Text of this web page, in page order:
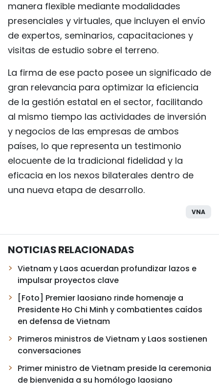
manera flexible mediante modalidades
presenciales y virtuales, que incluyen el envío
de expertos, seminarios, capacitaciones y
visitas de estudio sobre el terreno.
La firma de ese pacto posee un significado de
gran relevancia para optimizar la eficiencia
de la gestión estatal en el sector, facilitando
al mismo tiempo las actividades de inversión
y negocios de las empresas de ambos
países, lo que representa un testimonio
elocuente de la tradicional fidelidad y la
eficacia en los nexos bilaterales dentro de
una nueva etapa de desarrollo.
VNA
NOTICIAS RELACIONADAS
Vietnam y Laos acuerdan profundizar lazos e
impulsar proyectos clave
[Foto] Premier laosiano rinde homenaje a
Presidente Ho Chi Minh y combatientes caídos
en defensa de Vietnam
Primeros ministros de Vietnam y Laos sostienen
conversaciones
Primer ministro de Vietnam preside la ceremonia
de bienvenida a su homólogo laosiano